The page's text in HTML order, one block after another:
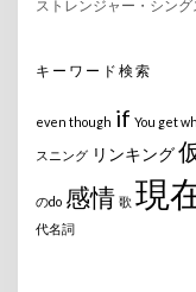
ストレンジャー・シン
キーワード検索
even though if You get
スニング リンキング
のdo 感情 歌 現
代名詞